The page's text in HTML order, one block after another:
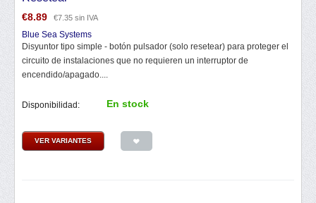
€8.89 €7.35 sin IVA
Blue Sea Systems
Disyuntor tipo simple - botón pulsador (solo resetear) para proteger el
circuito de instalaciones que no requieren un interruptor de
encendido/apagado....
Disponibilidad: En stock
VER VARIANTES